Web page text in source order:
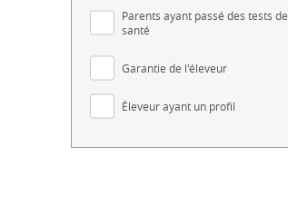
Parents ayant passé des tests de
santé
Garantie de l'éleveur
Éleveur ayant un profil